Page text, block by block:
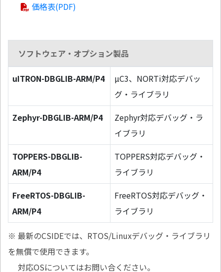
価格表(PDF)
ソフトウェア・オプション製品
uITRON-DBGLIB-ARM/P4
µC3、NORTi対応デバッ
グ・ライブラリ
Zephyr-DBGLIB-ARM/P4
Zephyr対応デバッグ・ラ
イブラリ
TOPPERS-DBGLIB-
ARM/P4
TOPPERS対応デバッグ・
ライブラリ
FreeRTOS-DBGLIB-
ARM/P4
FreeRTOS対応デバッグ・
ライブラリ
※ 最新のCSIDEでは、RTOS/Linuxデバッグ・ライブラリ
を無償で使用できます。
対応OSについてはお問い合ください。